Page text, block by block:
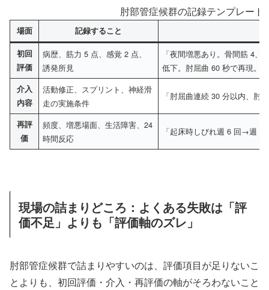
肘部管症候群の記録テンプレート
場面 記録すること
初回
評価
病歴、筋力 5 点、感覚 2 点、
誘発所見
「夜間増悪あり。骨間筋 4
低下。肘屈曲 60 秒で再現。」
介入
内容
活動修正、スプリント、神経滑
走の実施条件
「肘屈曲連続 30 分以内、肘
再評
価
頻度、増悪場面、生活障害、24
時間反応
「起床時しびれ週 6 回→週 2
現場の詰まりどころ：よくある失敗は「評
価不足」よりも「評価軸のズレ」
肘部管症候群で詰まりやすいのは、評価項目が足りないこ
とよりも、初回評価・介入・再評価の軸がそろわないこと